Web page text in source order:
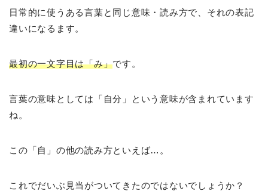
日常的に使うある言葉と同じ意味・読み方で、それの表記
違いになるます。
最初の一文字目は「み」です。
言葉の意味としては「自分」という意味が含まれています
ね。
この「自」の他の読み方といえば…。
これでだいぶ見当がついてきたのではないでしょうか？